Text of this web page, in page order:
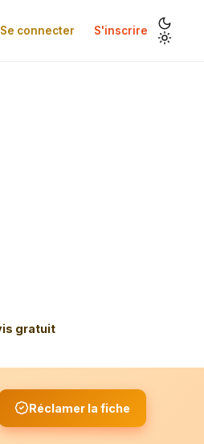
Se connecter S'inscrire
gratuit
Réclamer la fiche